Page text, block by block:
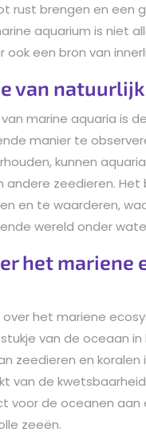
rust brengen en een
aquarium is niet
een bron van
van
marine aquaria is
manier te
kunnen
zeedieren.
en te waarderen,
wereld onder
het mariene
het mariene
van de oceaan
zeedieren en
van de
de oceanen aan
zeeën.